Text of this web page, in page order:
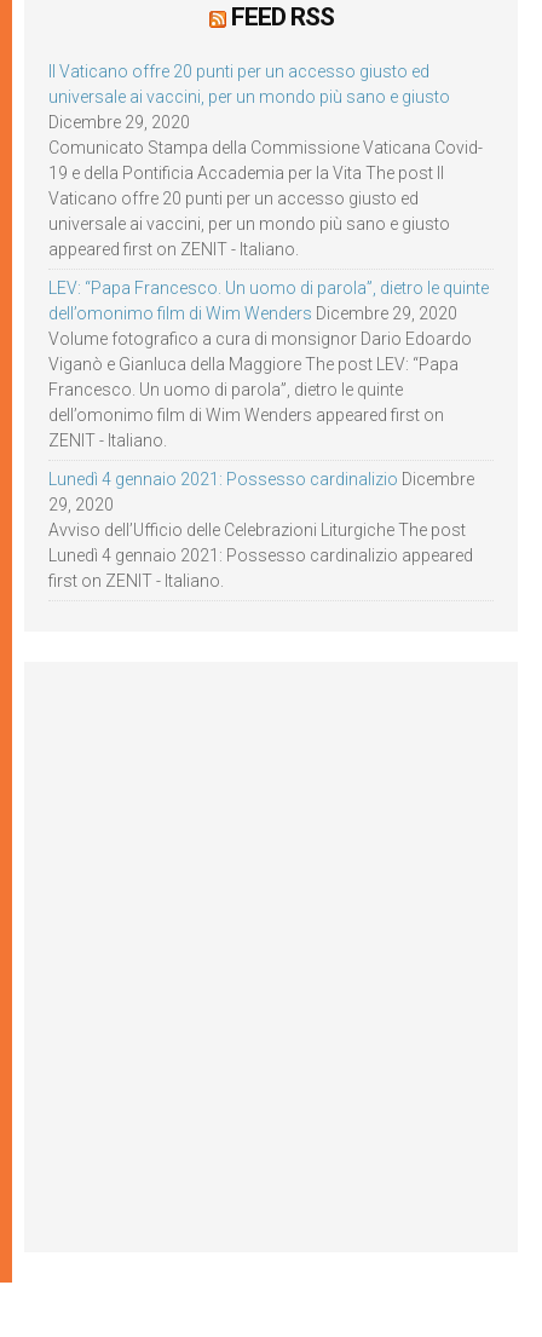
FEED RSS
Il Vaticano offre 20 punti per un accesso giusto ed
universale ai vaccini, per un mondo più sano e giusto
Dicembre 29, 2020
Comunicato Stampa della Commissione Vaticana Covid-
19 e della Pontificia Accademia per la Vita The post Il
Vaticano offre 20 punti per un accesso giusto ed
universale ai vaccini, per un mondo più sano e giusto
appeared first on ZENIT - Italiano.
LEV: “Papa Francesco. Un uomo di parola”, dietro le quinte
dell’omonimo film di Wim Wenders Dicembre 29, 2020
Volume fotografico a cura di monsignor Dario Edoardo
Viganò e Gianluca della Maggiore The post LEV: “Papa
Francesco. Un uomo di parola”, dietro le quinte
dell’omonimo film di Wim Wenders appeared first on
ZENIT - Italiano.
Lunedì 4 gennaio 2021: Possesso cardinalizio Dicembre
29, 2020
Avviso dell’Ufficio delle Celebrazioni Liturgiche The post
Lunedì 4 gennaio 2021: Possesso cardinalizio appeared
first on ZENIT - Italiano.